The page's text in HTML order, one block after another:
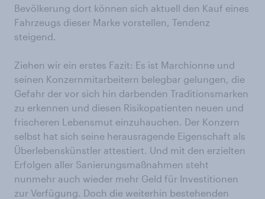
Bevölkerung dort können sich aktuell den Kauf eines
Fahrzeugs dieser Marke vorstellen, Tendenz
steigend.
Ziehen wir ein erstes Fazit: Es ist Marchionne und
seinen Konzernmitarbeitern belegbar gelungen, die
Gefahr der vor sich hin darbenden Traditionsmarken
zu erkennen und diesen Risikopatienten neuen und
frischeren Lebensmut einzuhauchen. Der Konzern
selbst hat sich seine herausragende Eigenschaft als
Überlebenskünstler attestiert. Und mit den erzielten
Erfolgen aller Sanierungsmaßnahmen steht
nunmehr auch wieder mehr Geld für Investitionen
zur Verfügung. Doch die weiterhin bestehenden